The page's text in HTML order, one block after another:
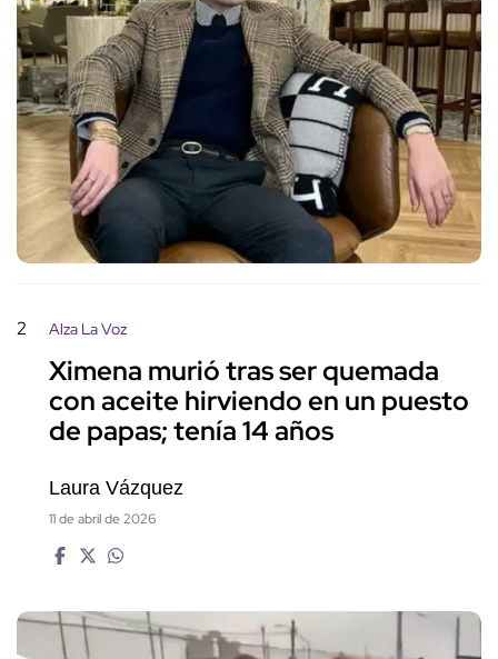
2 Alza La Voz
Ximena murió tras ser quemada
con aceite hirviendo en un puesto
de papas; tenía 14 años
Laura Vázquez
11 de abril de 2026